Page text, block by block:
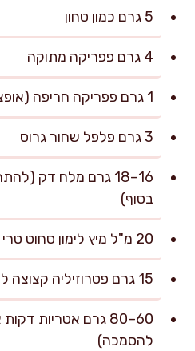
5 גרם כמון טחון
4 גרם פפריקה מתוקה
1 גרם פפריקה חריפה (אופציונלי)
3 גרם פלפל שחור גרוס
בסוף)
20 מ"ל מיץ לימון סחוט טרי
15 גרם פטרוזיליה קצוצה להגשה
60–80 גרם אטריות
להסמכה)